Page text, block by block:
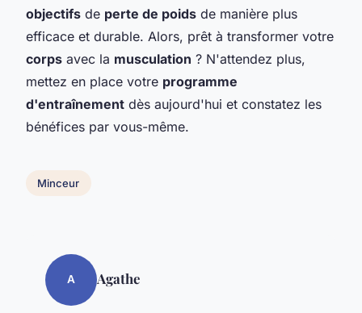
objectifs de perte de poids de manière plus
efficace et durable. Alors, prêt à transformer votre
corps avec la musculation ? N'attendez plus,
mettez en place votre programme
d'entraînement dès aujourd'hui et constatez les
bénéfices par vous-même.
Minceur
A Agathe